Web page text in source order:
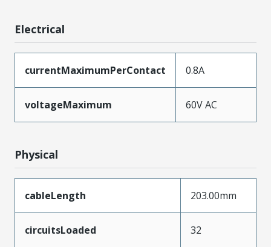
Electrical
currentMaximumPerContact 0.8A
voltageMaximum 60V AC
Physical
cableLength 203.00mm
circuitsLoaded 32